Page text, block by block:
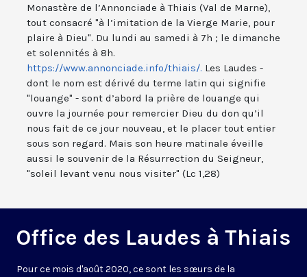
Monastère de l’Annonciade à Thiais (Val de Marne),
tout consacré "à l’imitation de la Vierge Marie, pour
plaire à Dieu". Du lundi au samedi à 7h ; le dimanche
et solennités à 8h.
https://www.annonciade.info/thiais/. Les Laudes -
dont le nom est dérivé du terme latin qui signifie
"louange" - sont d’abord la prière de louange qui
ouvre la journée pour remercier Dieu du don qu’il
nous fait de ce jour nouveau, et le placer tout entier
sous son regard. Mais son heure matinale éveille
aussi le souvenir de la Résurrection du Seigneur,
"soleil levant venu nous visiter" (Lc 1,28)
Office des Laudes à Thiais
Pour ce mois d'août 2020, ce sont les sœurs de la